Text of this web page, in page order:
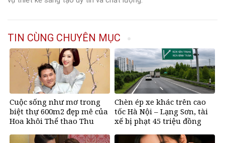
TIN CÙNG CHUYÊN MỤC
Cuộc sống như mơ trong
biệt thự 600m2 đẹp mê của
Hoa khôi Thể thao Thu
Chèn ép xe khác trên cao
tốc Hà Nội – Lạng Sơn, tài
xế bị phạt 45 triệu đồng